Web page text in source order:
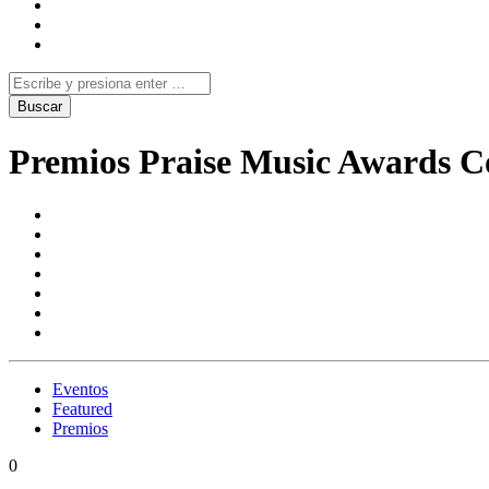
Premios Praise Music Awards
Eventos
Featured
Premios
0